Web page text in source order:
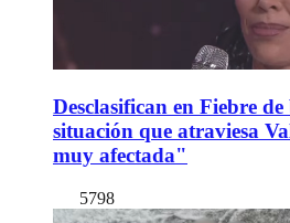
Desclasifican en Fiebre
situación que atraviesa
muy afectada"
5798